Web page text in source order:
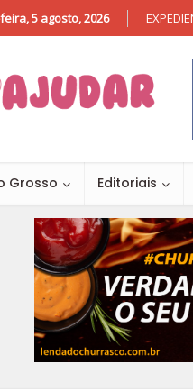
5 agosto, 2026
Grosso Editoriais